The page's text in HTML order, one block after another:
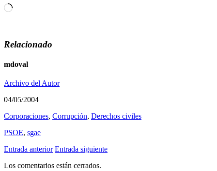
Cargando...
Relacionado
mdoval
Archivo del Autor
04/05/2004
Corporaciones, Corrupción, Derechos civiles
PSOE, sgae
Entrada anterior Entrada siguiente
Los comentarios están cerrados.